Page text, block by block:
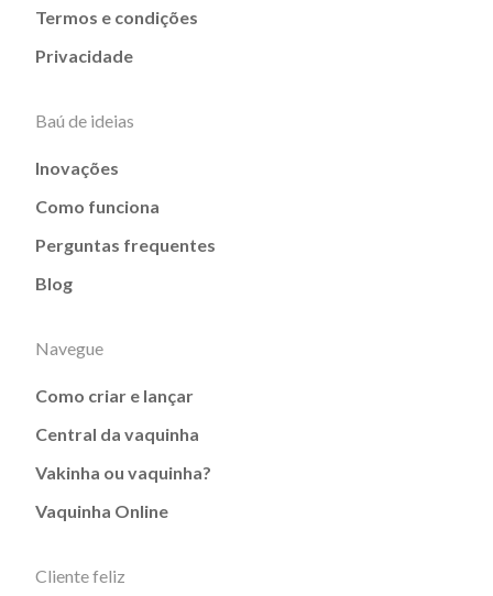
Termos e condições
Privacidade
Baú de ideias
Inovações
Como funciona
Perguntas frequentes
Blog
Navegue
Como criar e lançar
Central da vaquinha
Vakinha ou vaquinha?
Vaquinha Online
Cliente feliz